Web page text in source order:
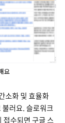
요
소화 및 효율화
러요. 슬로워크
접수되면 구글 스